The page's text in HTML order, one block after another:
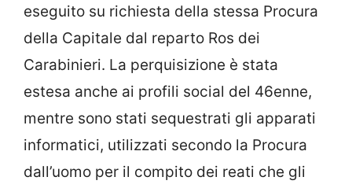
eseguito su richiesta della stessa Procura
della Capitale dal reparto Ros dei
Carabinieri. La perquisizione è stata
estesa anche ai profili social del 46enne,
mentre sono stati sequestrati gli apparati
informatici, utilizzati secondo la Procura
dall’uomo per il compito dei reati che gli